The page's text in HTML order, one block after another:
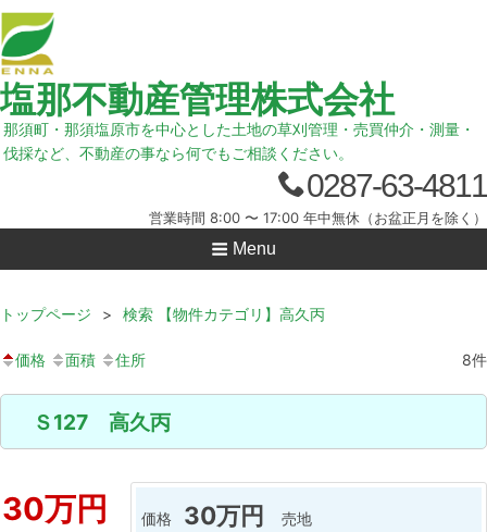
塩那不動産管理株式会社
那須町・那須塩原市を中心とした土地の草刈管理・売買仲介・測量・
伐採など、不動産の事なら何でもご相談ください。
0287-63-4811
営業時間 8:00 〜 17:00 年中無休（お盆正月を除く）
Menu
トップページ > 検索 【物件カテゴリ】高久丙
価格 面積 住所 8件
Ｓ127 高久丙
30万円 価格 30万円
売地